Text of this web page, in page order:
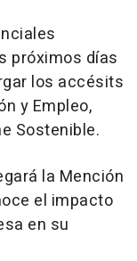
próximos días
los accésits
y Empleo,
Sostenible.
la Mención
el impacto
en su